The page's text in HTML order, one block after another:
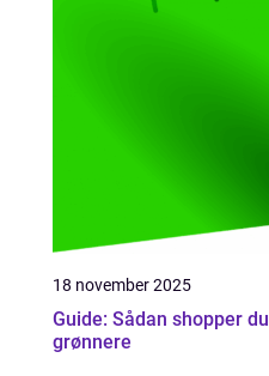
18 november 2025
Guide: Sådan shopper du
grønnere